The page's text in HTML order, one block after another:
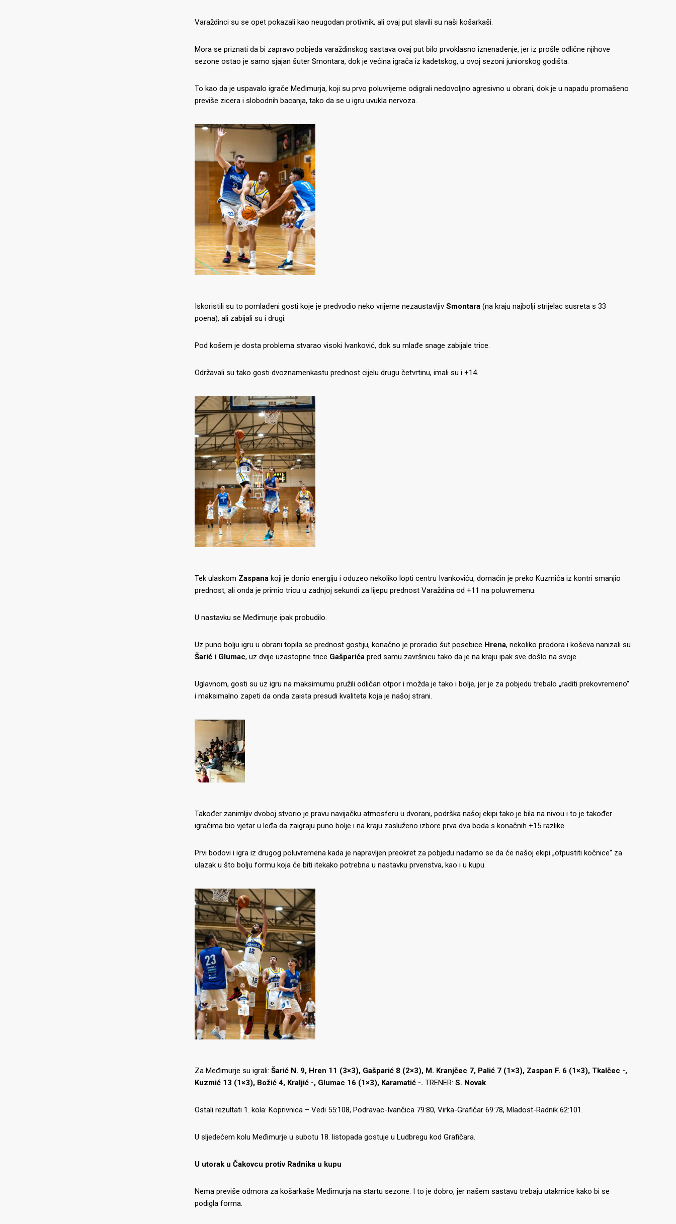
Varaždinci su se opet pokazali kao neugodan protivnik, ali ovaj put slavili su naši košarkaši.
Mora se priznati da bi zapravo pobjeda varaždinskog sastava ovaj put bilo prvoklasno iznenađenje, jer iz prošle odlične njihove
sezone ostao je samo sjajan šuter Smontara, dok je većina igrača iz kadetskog, u ovoj sezoni juniorskog godišta.
To kao da je uspavalo igrače Međimurja, koji su prvo poluvrijeme odigrali nedovoljno agresivno u obrani, dok je u napadu promašeno
previše zicera i slobodnih bacanja, tako da se u igru uvukla nervoza.
Iskoristili su to pomlađeni gosti koje je predvodio neko vrijeme nezaustavljiv Smontara (na kraju najbolji strijelac susreta s 33
poena), ali zabijali su i drugi.
Pod košem je dosta problema stvarao visoki Ivanković, dok su mlađe snage zabijale trice.
Održavali su tako gosti dvoznamenkastu prednost cijelu drugu četvrtinu, imali su i +14.
Tek ulaskom Zaspana koji je donio energiju i oduzeo nekoliko lopti centru Ivankoviću, domaćin je preko Kuzmića iz kontri smanjio
prednost, ali onda je primio tricu u zadnjoj sekundi za lijepu prednost Varaždina od +11 na poluvremenu.
U nastavku se Međimurje ipak probudilo.
Uz puno bolju igru u obrani topila se prednost gostiju, konačno je proradio šut posebice Hrena, nekoliko prodora i koševa nanizali su
Šarić i Glumac, uz dvije uzastopne trice Gašparića pred samu završnicu tako da je na kraju ipak sve došlo na svoje.
Uglavnom, gosti su uz igru na maksimumu pružili odličan otpor i možda je tako i bolje, jer je za pobjedu trebalo „raditi prekovremeno“
i maksimalno zapeti da onda zaista presudi kvaliteta koja je našoj strani.
Također zanimljiv dvoboj stvorio je pravu navijačku atmosferu u dvorani, podrška našoj ekipi tako je bila na nivou i to je također
igračima bio vjetar u leđa da zaigraju puno bolje i na kraju zasluženo izbore prva dva boda s konačnih +15 razlike.
Prvi bodovi i igra iz drugog poluvremena kada je napravljen preokret za pobjedu nadamo se da će našoj ekipi „otpustiti kočnice“ za
ulazak u što bolju formu koja će biti itekako potrebna u nastavku prvenstva, kao i u kupu.
Za Međimurje su igrali: Šarić N. 9, Hren 11 (3×3), Gašparić 8 (2×3), M. Kranjčec 7, Palić 7 (1×3), Zaspan F. 6 (1×3), Tkalčec -,
Kuzmić 13 (1×3), Božić 4, Kraljić -, Glumac 16 (1×3), Karamatić -. TRENER: S. Novak.
Ostali rezultati 1. kola: Koprivnica – Vedi 55:108, Podravac-Ivančica 79:80, Virka-Grafičar 69:78, Mladost-Radnik 62:101.
U sljedećem kolu Međimurje u subotu 18. listopada gostuje u Ludbregu kod Grafičara.
U utorak u Čakovcu protiv Radnika u kupu
Nema previše odmora za košarkaše Međimurja na startu sezone. I to je dobro, jer našem sastavu trebaju utakmice kako bi se
podigla forma.